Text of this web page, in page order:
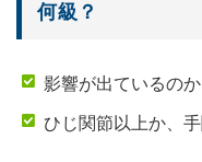
何級？
影響が出ているの
ひじ関節以上か、